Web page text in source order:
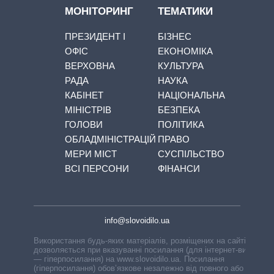
МОНІТОРИНГ
ПРЕЗИДЕНТ І
ОФІС
ВЕРХОВНА
РАДА
КАБІНЕТ
МІНІСТРІВ
ГОЛОВИ
ОБЛАДМІНІСТРАЦІЙ
МЕРИ МІСТ
ВСІ ПЕРСОНИ
ТЕМАТИКИ
БІЗНЕС
ЕКОНОМІКА
КУЛЬТУРА
НАУКА
НАЦІОНАЛЬНА
БЕЗПЕКА
ПОЛІТИКА
ПРАВО
СУСПІЛЬСТВО
ФІНАНСИ
info@slovoidilo.ua
Використання будь-яких матеріалів, розміщених на сайті,
дозволяється при вказуванні посилання (для інтернет-видань
— гіперпосилання) на www.slovoidilo.ua. Посилання
(гіперпосилання) обов’язкове незалежно від повного або